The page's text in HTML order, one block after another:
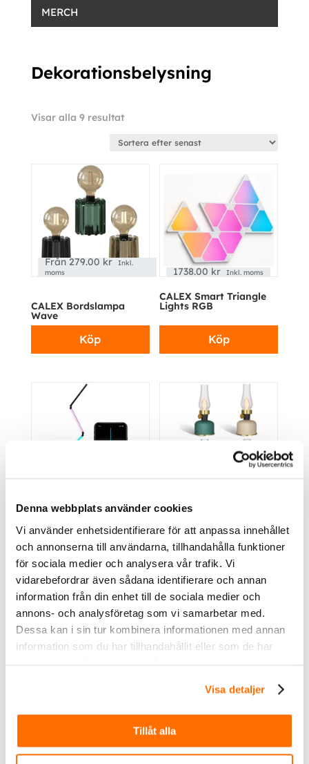
Denna webbplats använder cookies
Vi använder enhetsidentifierare för att anpassa innehållet
och annonserna till användarna, tillhandahålla funktioner
för sociala medier och analysera vår trafik. Vi
vidarebefordrar även sådana identifierare och annan
information från din enhet till de sociala medier och
annons- och analysföretag som vi samarbetar med.
Dessa kan i sin tur kombinera informationen med annan
information som du har tillhandahållit eller som de har
Visa detaljer
Tillåt alla
MERCH
Dekorationsbelysning
Visar alla 9 resultatSortera
senaste
Från279.00 kr
Inkl.
moms
CALEX Bordslampa
Wave
Köp
1738.00 kr Inkl. moms
CALEX Smart Triangle
Lights RGB
Köp
CALEX Smart Vikbar
Golvlampa RGB
Köp
CALEX Lavinio
Bordslykta
Köp
CALEX Partyslinga 20m